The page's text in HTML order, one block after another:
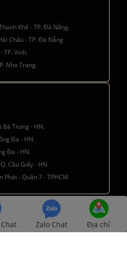
Zalo Chat Địa chỉ
Khê - TP. Đà Nẵng.
Châu - TP. Đà Nẵng
TP. Vinh.
Nha Trang.
Bà Trưng - HN.
Đa - HN.
Đa - HN.
Cầu Giấy - HN.
Phát - Quận 7 - TPHCM.
. All rights reserved